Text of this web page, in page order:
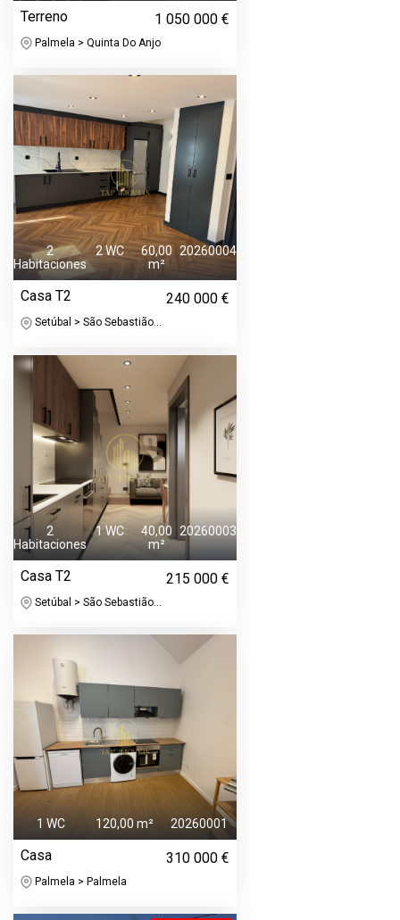
Terreno 1 050 000 €
Palmela > Quinta Do Anjo
2
Habitaciones
2 WC
60,00
m²
20260004
Casa T2 240 000 €
Setúbal > São Sebastião...
2
Habitaciones
1 WC
40,00
m²
20260003
Casa T2 215 000 €
Setúbal > São Sebastião...
1 WC 120,00 m² 20260001
Casa 310 000 €
Palmela > Palmela